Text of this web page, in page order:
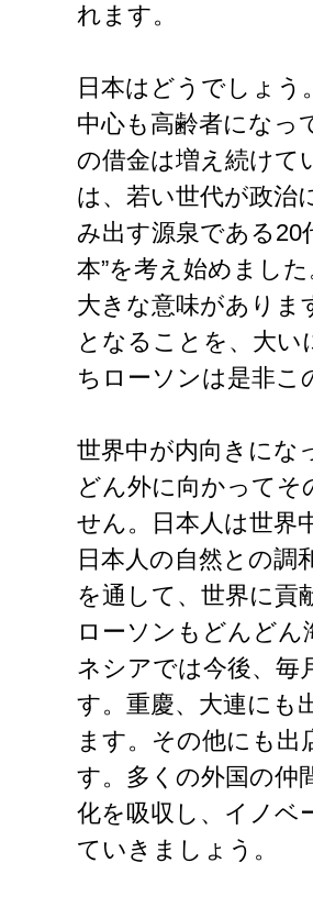
れます。
日本はどうでしょう
中心も高齢者になっ
の借金は増え続けて
は、若い世代が政治
み出す源泉である20
本”を考え始めまし
大きな意味がありま
となることを、大
ちローソンは是非こ
世界中が内向きにな
どん外に向かって
せん。日本人は世界
日本人の自然との調
を通して、世界に貢
ローソンもどんど
ネシアでは今後、毎
す。重慶、大連にも
ます。その他にも
す。多くの外国の仲
化を吸収し、イノベ
ていきましょう。